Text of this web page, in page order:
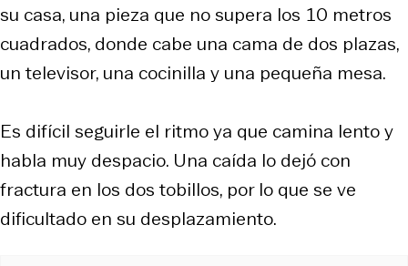
su casa, una pieza que no supera los 10 metros
cuadrados, donde cabe una cama de dos plazas,
un televisor, una cocinilla y una pequeña mesa.
Es difícil seguirle el ritmo ya que camina lento y
habla muy despacio. Una caída lo dejó con
fractura en los dos tobillos, por lo que se ve
dificultado en su desplazamiento.